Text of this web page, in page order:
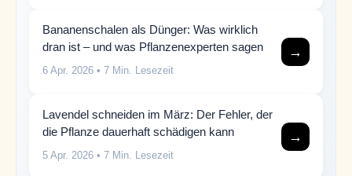
Bananenschalen als Dünger: Was wirklich
dran ist – und was Pflanzenexperten sagen
6 Apr. 2026 • 7 Min. Lesezeit
→
Lavendel schneiden im März: Der Fehler, der
die Pflanze dauerhaft schädigen kann
5 Apr. 2026 • 7 Min. Lesezeit
→